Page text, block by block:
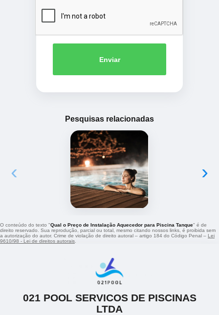
Enviar
Pesquisas relacionadas
‹ ›
O conteúdo do texto "Qual o Preço de Instalação Aquecedor para Piscina Tanque" é de
direito reservado. Sua reprodução, parcial ou total, mesmo citando nossos links, é proibida sem
a autorização do autor. Crime de violação de direito autoral – artigo 184 do Código Penal – Lei
9610/98 - Lei de direitos autorais
021 POOL SERVICOS DE PISCINAS
LTDA